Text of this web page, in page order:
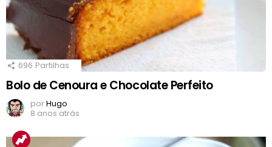
696 Partilhas
Bolo de Cenoura e Chocolate Perfeito
porHugo
8 anos atrás